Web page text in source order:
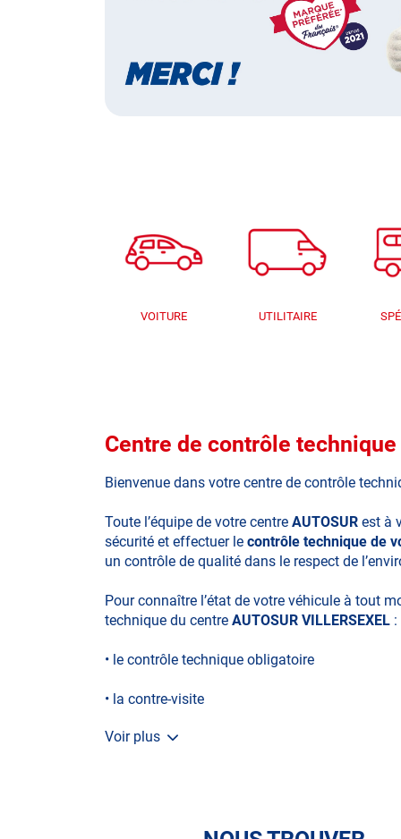
VOITURE UTILITAIRE
Centre de contrôle technique
Bienvenue dans votre centre de contrôle
Toute l’équipe de votre centre AUTOSUR est à
sécurité et effectuer le contrôle technique de
un contrôle de qualité dans le respect de
Pour connaître l’état de votre véhicule à tout
technique du centre AUTOSUR VILLERSEXEL :
• le contrôle technique obligatoire
• la contre-visite
• le contrôle pollution
Voir plus